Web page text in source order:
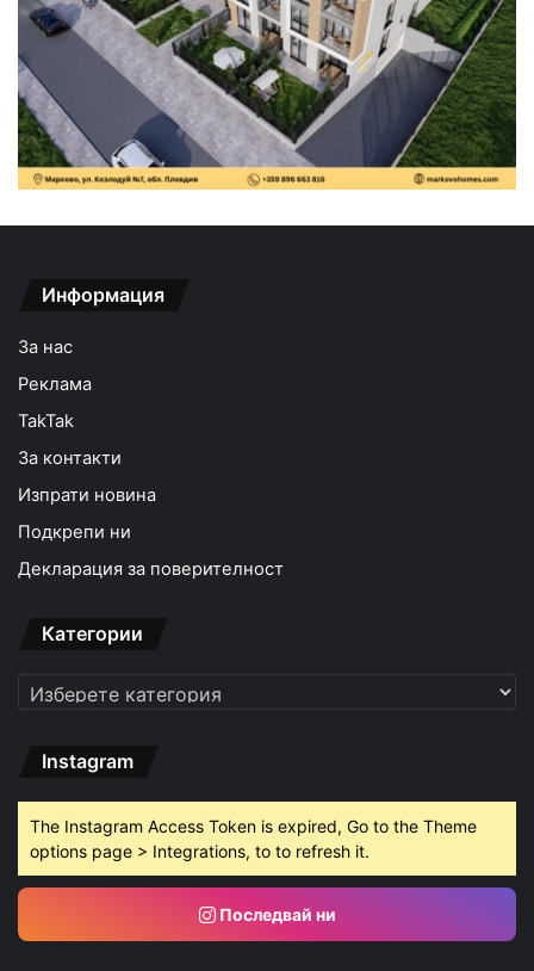
Информация
За нас
Реклама
TakTak
За контакти
Изпрати новина
Подкрепи ни
Декларация за поверителност
Категории
Категории
Instagram
The Instagram Access Token is expired, Go to the Theme
options page > Integrations, to to refresh it.
Последвай ни